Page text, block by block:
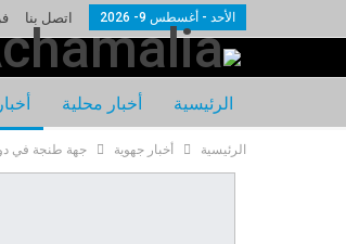
الأحد - أغسطس 9- 2026 اتصل بنا
الرئيسية أخبار محلية
ملف للنقاش كتاب وآراء الرئيسية أخبار جهوية جهة طنجة في دورة أكتوبر لهذه